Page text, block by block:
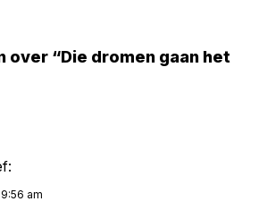
over “Die dromen gaan het
am